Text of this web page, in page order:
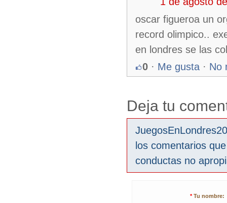
oscar figueroa un
record olimpico..
en londres se las
0 · Me gusta · No
Deja tu
los comentarios
conductas no
* Tu nombre: